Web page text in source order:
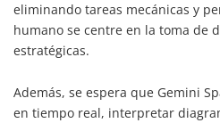
eliminando tareas mecánicas y
humano se centre en la toma de
estratégicas.
Además, se espera que Gemini
en tiempo real, interpretar